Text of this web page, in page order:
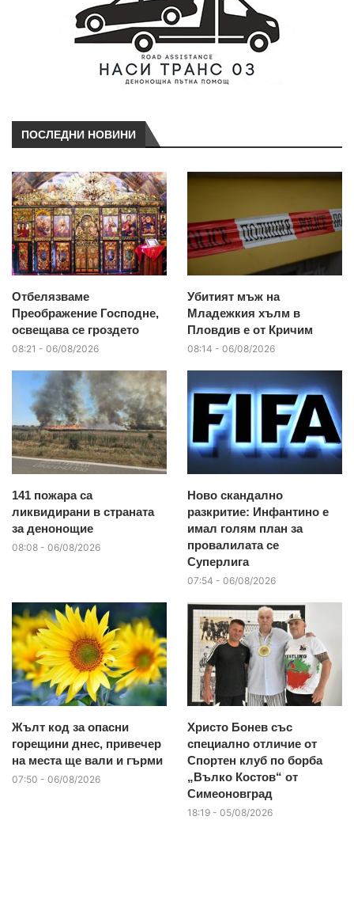
ПОСЛЕДНИ НОВИНИ
Отбелязваме
Преображение Господне,
освещава се гроздето
08:21 - 06/08/2026
Убитият мъж на
Младежкия хълм в
Пловдив е от Кричим
08:14 - 06/08/2026
141 пожара са
ликвидирани в страната
за денонощие
08:08 - 06/08/2026
Ново скандално
разкритие: Инфантино е
имал голям план за
провалилата се
Суперлига
07:54 - 06/08/2026
Жълт код за опасни
горещини днес, привечер
на места ще вали и гърми
07:50 - 06/08/2026
Христо Бонев със
специално отличие от
Спортен клуб по борба
„Вълко Костов“ от
Симеоновград
18:19 - 05/08/2026